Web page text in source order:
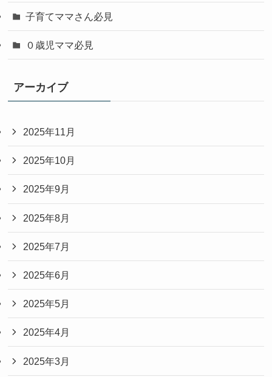
子育てママさん必見
０歳児ママ必見
アーカイブ
2025年11月
2025年10月
2025年9月
2025年8月
2025年7月
2025年6月
2025年5月
2025年4月
2025年3月